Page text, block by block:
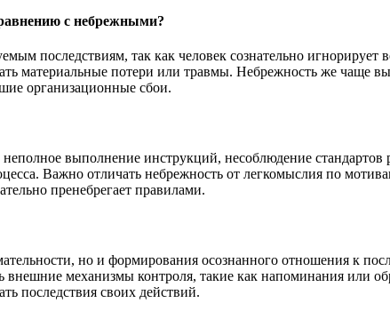
с небрежными?
последствиям, так как человек сознательно
материальные потери или травмы. Небрежность же чаще
организационные сбои.
выполнение инструкций, несоблюдение стандартов
Важно отличать небрежность от легкомыслия по
пренебрегает правилами.
но и формирования осознанного отношения к
механизмы контроля, такие как напоминания или
последствия своих действий.